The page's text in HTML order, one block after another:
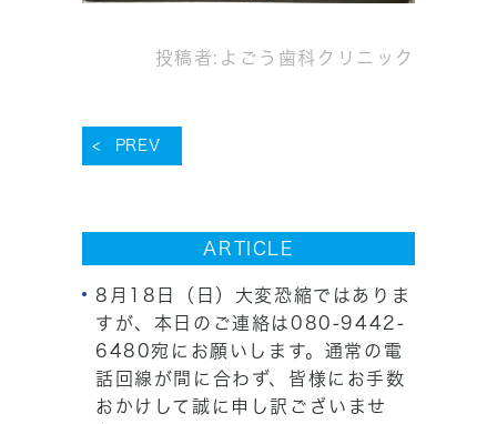
投稿者: よごう歯科クリニック
PREV
ARTICLE
8月18日（日）大変恐縮ではありま
すが、本日のご連絡は080-9442-
6480宛にお願いします。通常の電
話回線が間に合わず、皆様にお手数
おかけして誠に申し訳ございませ